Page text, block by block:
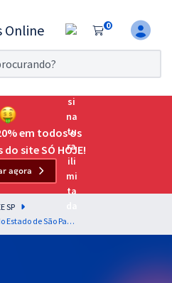
0
por 7 dias!
o Exame da
as principais
em todos os
site SÓ HOJE!
agora
SP
PSS SEE SP - Secretaria da Educação do Estado de São Paulo (Temporário) - Professor de Ensino Fundamental e Ensino Médio - História (Módulo-Especial) (Pós-Edital)